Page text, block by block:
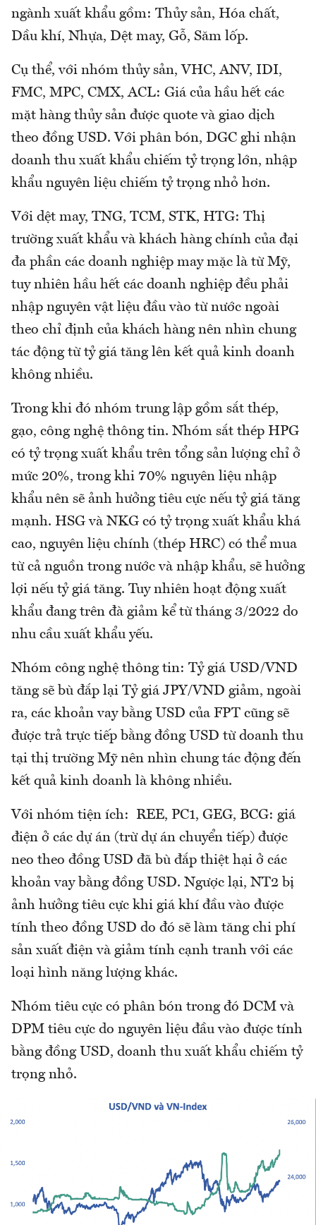
ngành xuất khẩu gồm: Thủy sản, Hóa chất,
Dầu khí, Nhựa, Dệt may, Gỗ, Săm lốp.
Cụ thể, với nhóm thủy sản, VHC, ANV, IDI,
FMC, MPC, CMX, ACL: Giá của hầu hết các
mặt hàng thủy sản được quote và giao dịch
theo đồng USD. Với phân bón, DGC ghi nhận
doanh thu xuất khẩu chiếm tỷ trọng lớn, nhập
khẩu nguyên liệu chiếm tỷ trọng nhỏ hơn.
Với dệt may, TNG, TCM, STK, HTG: Thị
trường xuất khẩu và khách hàng chính của đại
đa phần các doanh nghiệp may mặc là từ Mỹ,
tuy nhiên hầu hết các doanh nghiệp đều phải
nhập nguyên vật liệu đầu vào từ nước ngoài
theo chỉ định của khách hàng nên nhìn chung
tác động từ tỷ giá tăng lên kết quả kinh doanh
không nhiều.
Trong khi đó nhóm trung lập gồm sắt thép,
gạo, công nghệ thông tin. Nhóm sắt thép HPG
có tỷ trọng xuất khẩu trên tổng sản lượng chỉ ở
mức 20%, trong khi 70% nguyên liệu nhập
khẩu nên sẽ ảnh hưởng tiêu cực nếu tỷ giá tăng
mạnh. HSG và NKG có tỷ trọng xuất khẩu khá
cao, nguyên liệu chính (thép HRC) có thể mua
từ cả nguồn trong nước và nhập khẩu, sẽ hưởng
lợi nếu tỷ giá tăng. Tuy nhiên hoạt động xuất
khẩu đang trên đà giảm kể từ tháng 3/2022 do
nhu cầu xuất khẩu yếu.
Nhóm công nghệ thông tin: Tỷ giá USD/VND
tăng sẽ bù đắp lại Tỷ giá JPY/VND giảm, ngoài
ra, các khoản vay bằng USD của FPT cũng sẽ
được trả trực tiếp bằng đồng USD từ doanh thu
tại thị trường Mỹ nên nhìn chung tác động đến
kết quả kinh doanh là không nhiều.
Với nhóm tiện ích: REE, PC1, GEG, BCG: giá
điện ở các dự án (trừ dự án chuyển tiếp) được
neo theo đồng USD đã bù đắp thiệt hại ở các
khoản vay bằng đồng USD. Ngược lại, NT2 bị
ảnh hưởng tiêu cực khi giá khí đầu vào được
tính theo đồng USD do đó sẽ làm tăng chi phí
sản xuất điện và giảm tính cạnh tranh với các
loại hình năng lượng khác.
Nhóm tiêu cực có phân bón trong đó DCM và
DPM tiêu cực do nguyên liệu đầu vào được tính
bằng đồng USD, doanh thu xuất khẩu chiếm tỷ
trọng nhỏ.